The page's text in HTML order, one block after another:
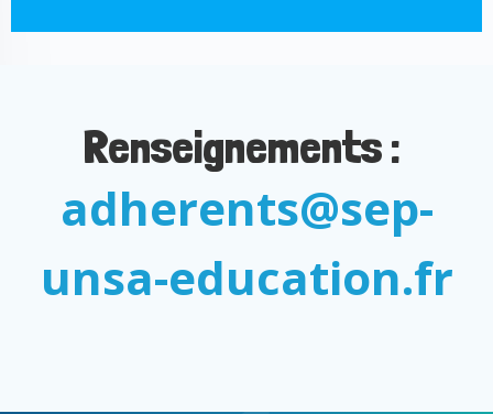
Renseignements :
adherents@sep-
unsa-education.fr